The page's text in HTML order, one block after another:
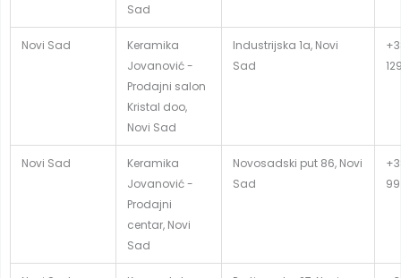
Sad
Novi Sad
Keramika
Jovanović -
Prodajni salon
Kristal doo,
Novi Sad
Industrijska 1a, Novi
Sad
Novi Sad
Keramika
Jovanović -
Prodajni
centar, Novi
Sad
Novosadski put 86, Novi
Sad